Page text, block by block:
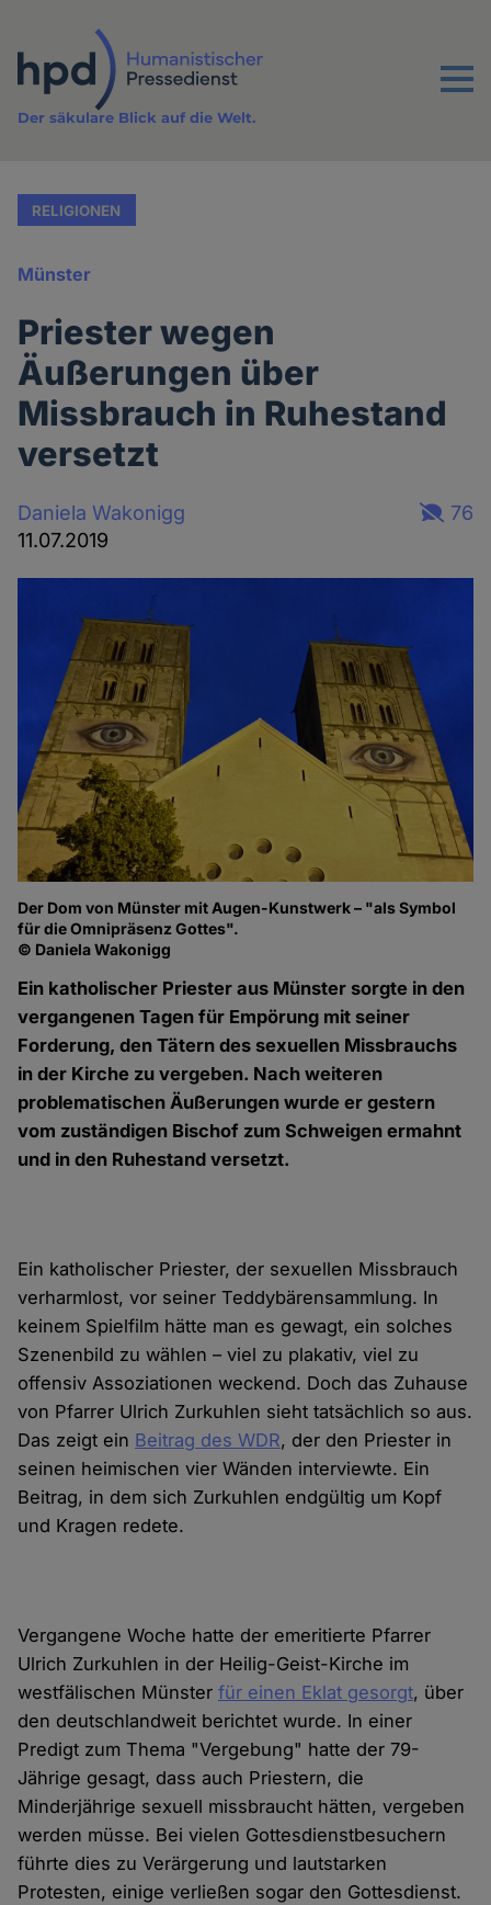
Inhalt
Menu
Der säkulare Blick auf die Welt.
RELIGIONEN
Münster
Priester wegen
Äußerungen über
Missbrauch in Ruhestand
versetzt
Daniela Wakonigg
11.07.2019
76
Der Dom von Münster mit Augen-Kunstwerk – "als Symbol
für die Omnipräsenz Gottes".
© Daniela Wakonigg
Ein katholischer Priester aus Münster sorgte in den
vergangenen Tagen für Empörung mit seiner
Forderung, den Tätern des sexuellen Missbrauchs
in der Kirche zu vergeben. Nach weiteren
problematischen Äußerungen wurde er gestern
vom zuständigen Bischof zum Schweigen ermahnt
und in den Ruhestand versetzt.
Ein katholischer Priester, der sexuellen Missbrauch
verharmlost, vor seiner Teddybärensammlung. In
keinem Spielfilm hätte man es gewagt, ein solches
Szenenbild zu wählen – viel zu plakativ, viel zu
offensiv Assoziationen weckend. Doch das Zuhause
von Pfarrer Ulrich Zurkuhlen sieht tatsächlich so aus.
Das zeigt ein Beitrag des WDR, der den Priester in
seinen heimischen vier Wänden interviewte. Ein
Beitrag, in dem sich Zurkuhlen endgültig um Kopf
und Kragen redete.
Vergangene Woche hatte der emeritierte Pfarrer
Ulrich Zurkuhlen in der Heilig-Geist-Kirche im
westfälischen Münsterfür einen Eklat gesorgt, über
den deutschlandweit berichtet wurde. In einer
Predigt zum Thema "Vergebung" hatte der 79-
Jährige gesagt, dass auch Priestern, die
Minderjährige sexuell missbraucht hätten, vergeben
werden müsse. Bei vielen Gottesdienstbesuchern
führte dies zu Verärgerung und lautstarken
Protesten, einige verließen sogar den Gottesdienst.